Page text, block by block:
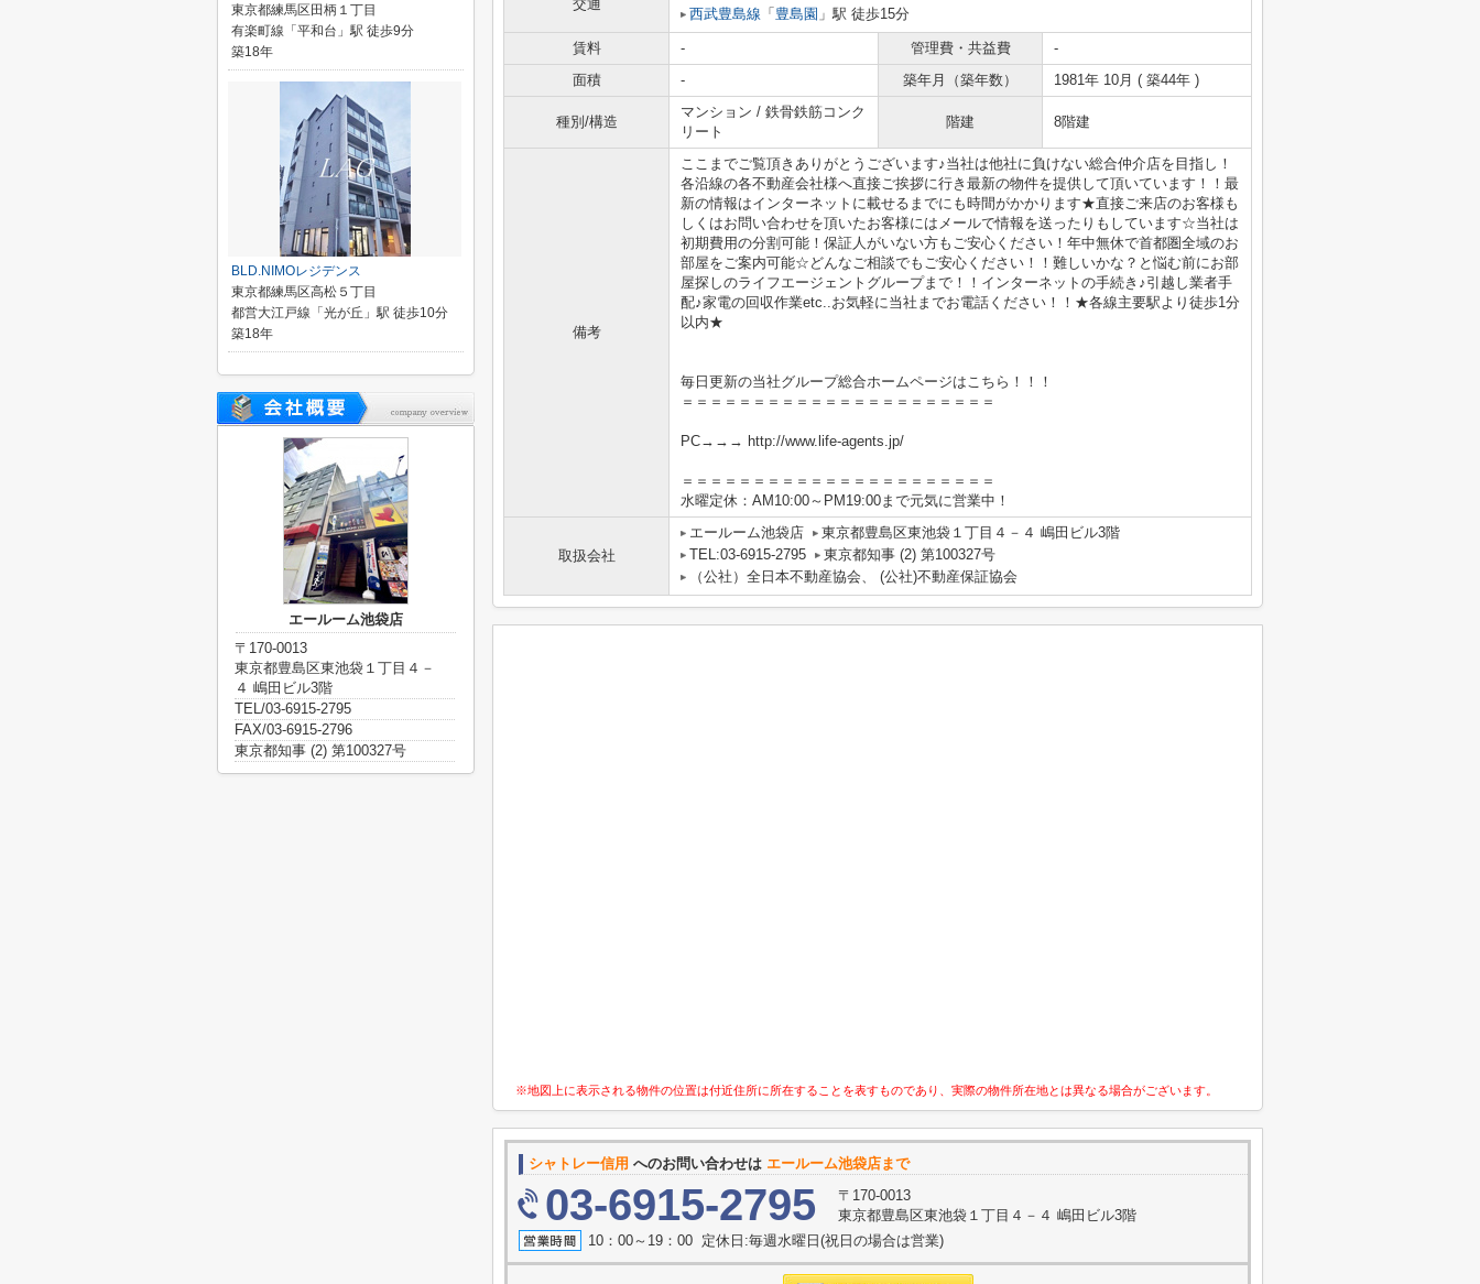
交通
西武豊島線 「 豊島園 」駅 徒歩15分
賃料 - 管理費・共益費
-
面積
- 築年月（築年数） 1981年 10月 ( 築44年 )
種別/構造
マンション / 鉄骨鉄筋コンク
リート
階建 8階建
備考
ここまでご覧頂きありがとうございます♪当社は他社に負けない総合仲介店を目指し！
各沿線の各不動産会社様へ直接ご挨拶に行き最新の物件を提供して頂いています！！最
新の情報はインターネットに載せるまでにも時間がかかります★直接ご来店のお客様も
しくはお問い合わせを頂いたお客様にはメールで情報を送ったりもしています☆当社は
初期費用の分割可能！保証人がいない方もご安心ください！年中無休で首都圏全域のお
部屋をご案内可能☆どんなご相談でもご安心ください！！難しいかな？と悩む前にお部
屋探しのライフエージェントグループまで！！インターネットの手続き♪引越し業者手
配♪家電の回収作業etc..お気軽に当社までお電話ください！！★各線主要駅より徒歩1分
以内★
毎日更新の当社グループ総合ホームページはこちら！！！
＝＝＝＝＝＝＝＝＝＝＝＝＝＝＝＝＝＝＝＝＝＝
PC→→→ http://www.life-agents.jp/
＝＝＝＝＝＝＝＝＝＝＝＝＝＝＝＝＝＝＝＝＝＝
水曜定休：AM10:00～PM19:00まで元気に営業中！
取扱会社
エールーム池袋店
東京都豊島区東池袋１丁目４－４ 嶋田ビル3階
TEL:03-6915-2795
東京都知事 (2) 第100327号
（公社）全日本不動産協会、 (公社)不動産保証協会
※地図上に表示される物件の位置は付近住所に所在することを表すものであり、実際の物件所在地とは異なる場合がございます。
シャトレー信用 へのお問い合わせは エールーム池袋店まで
03-6915-2795
〒170-0013
東京都豊島区東池袋１丁目４－４ 嶋田ビル3階
10：00～19：00 定休日:毎週水曜日(祝日の場合は営業)
東京都練馬区田柄１丁目
有楽町線「平和台」駅 徒歩9分
築18年
BLD.NIMOレジデンス
東京都練馬区高松５丁目
都営大江戸線「光が丘」駅 徒歩10分
築18年
エールーム池袋店
〒170-0013
東京都豊島区東池袋１丁目４－
４ 嶋田ビル3階
TEL/03-6915-2795
FAX/03-6915-2796
東京都知事 (2) 第100327号